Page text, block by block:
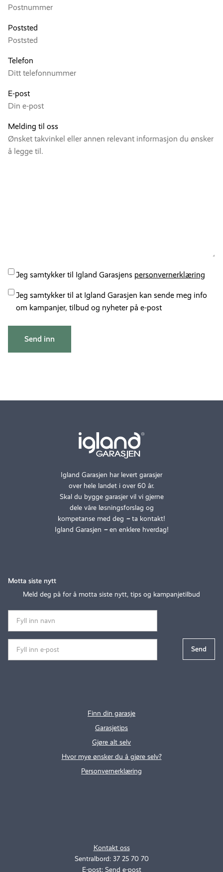
Poststed
Telefon
E-post
Melding til oss
Personvernserklærring
Jeg samtykker til Igland Garasjens personvernerklæring
Kampanjer
Jeg samtykker til at Igland Garasjen kan sende meg info
om kampanjer, tilbud og nyheter på e-post
Igland Garasjen har levert garasjer
over hele landet i over 60 år.
Skal du bygge garasjer vil vi gjerne
dele våre løsningsforslag og
kompetanse med deg –ta kontakt!
Igland Garasjen –en enklere hverdag!
Kontakt oss
Sentralbord: 37 25 70 70
E-post: Send e-post
Finn din garasje
Garasjetips
Gjøre alt selv
Hvor mye ønsker du å gjøre selv?
Personvernerklæring
Motta siste nytt
Meld deg på for å motta siste nytt, tips og kampanjetilbud